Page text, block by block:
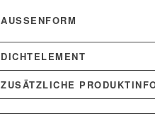
AUSSENFORM
DICHTELEMENT
ZUSÄTZLICHE